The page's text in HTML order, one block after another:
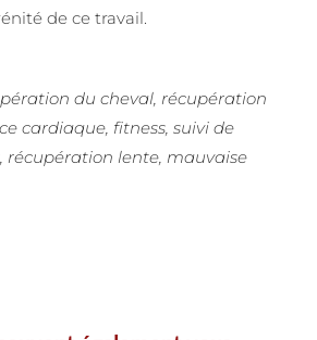
de ce travail.
du cheval, récupération
cardiaque, fitness, suivi de
récupération lente, mauvaise